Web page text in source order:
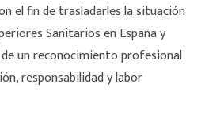
el fin de trasladarles la situación
Sanitarios en España y
un reconocimiento profesional
responsabilidad y labor